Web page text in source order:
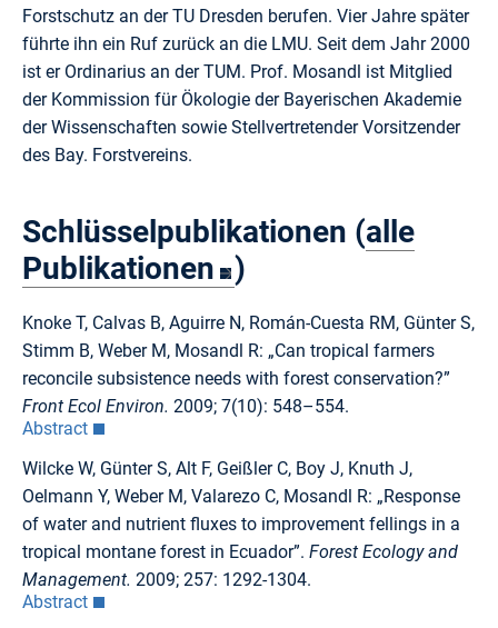
Forstschutz an der TU Dresden berufen. Vier Jahre später
führte ihn ein Ruf zurück an die LMU. Seit dem Jahr 2000
ist er Ordinarius an der TUM. Prof. Mosandl ist Mitglied
der Kommission für Ökologie der Bayerischen Akademie
der Wissenschaften sowie Stellvertretender Vorsitzender
des Bay. Forstvereins.
Schlüsselpublikationen (alle
Publikationen )
Knoke T, Calvas B, Aguirre N, Román-Cuesta RM, Günter S,
Stimm B, Weber M, Mosandl R: „Can tropical farmers
reconcile subsistence needs with forest conservation?”
Front Ecol Environ. 2009; 7(10): 548–554.
Abstract
Wilcke W, Günter S, Alt F, Geißler C, Boy J, Knuth J,
Oelmann Y, Weber M, Valarezo C, Mosandl R: „Response
of water and nutrient fluxes to improvement fellings in a
tropical montane forest in Ecuador”. Forest Ecology and
Management. 2009; 257: 1292-1304.
Abstract